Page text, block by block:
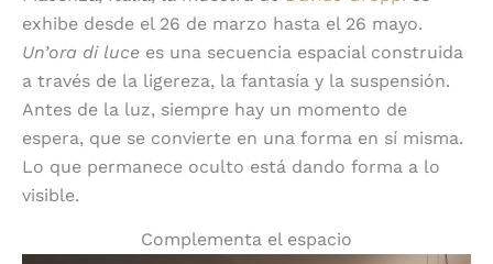
exhibe desde el 26 de marzo hasta el 26 mayo.
Un’ora di luce es una secuencia espacial construida
a través de la ligereza, la fantasía y la suspensión.
Antes de la luz, siempre hay un momento de
espera, que se convierte en una forma en sí misma.
Lo que permanece oculto está dando forma a lo
visible.
Complementa el espacio